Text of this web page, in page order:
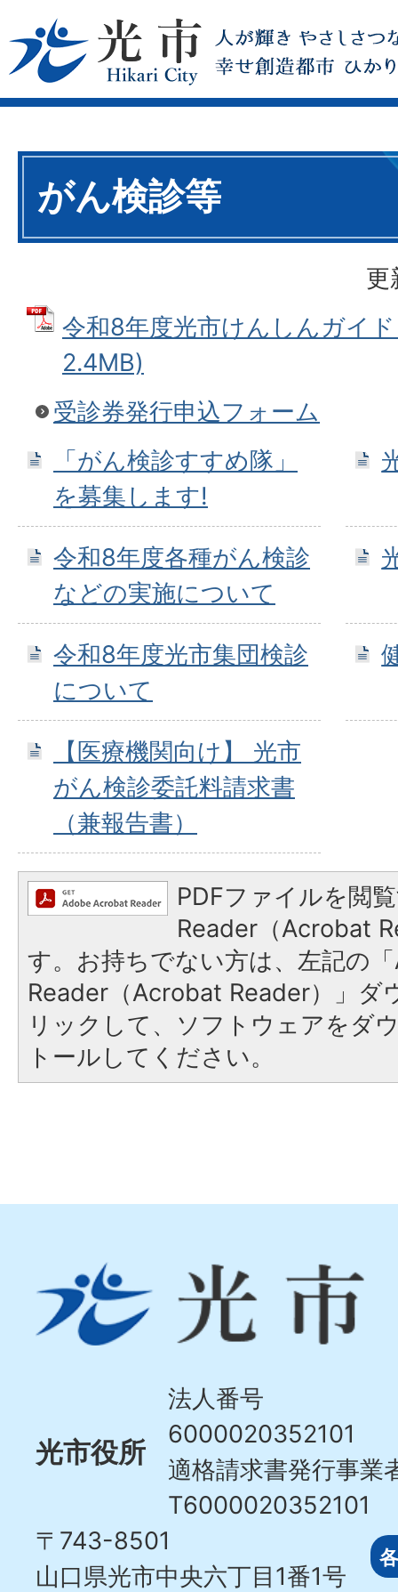
がん検診等
更
令和8年度光市けんしんガイ
2.4MB)
受診券発行申込フォーム
「がん検診すすめ隊」
を募集します!
令和8年度各種がん検診
などの実施について
令和8年度光市集団検診
について
【医療機関向け】 光市
がん検診委託料請求書
（兼報告書）
PDFファイルを閲
Reader（Acrobat
す。お持ちでない方は、左記の
Reader（Acrobat Reader）」ダ
リックして、ソフトウェアをダ
トールしてください。
市
Hikari
光市役所
法人番号
6000020352101
適格請求書発行事業
T6000020352101
〒743-8501
山口県光市中央六丁目1番1号